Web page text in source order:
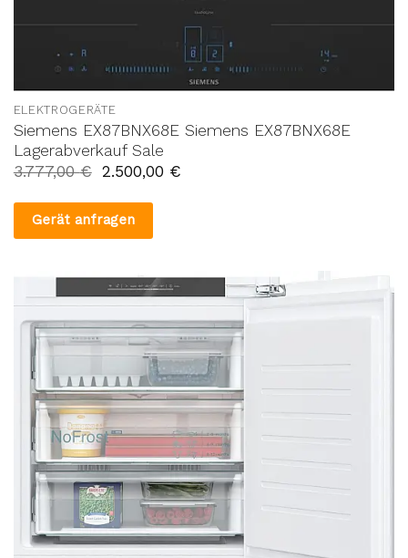
ELEKTROGERÄTE
Siemens EX87BNX68E Siemens EX87BNX68E
Lagerabverkauf Sale
3.777,00€ 2.500,00 €
Gerät anfragen